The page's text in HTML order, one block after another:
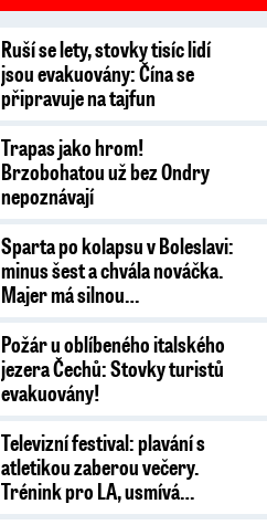
Ruší se lety, stovky tisíc lidí
jsou evakuovány: Čína se
připravuje na tajfun
Trapas jako hrom!
Brzobohatou už bez Ondry
nepoznávají
Sparta po kolapsu v Boleslavi:
minus šest a chvála nováčka.
Majer má silnou…
Požár u oblíbeného italského
jezera Čechů: Stovky turistů
evakuovány!
Televizní festival: plavání s
atletikou zaberou večery.
Trénink pro LA, usmívá…